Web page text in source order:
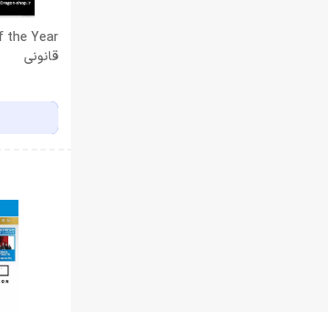
قانونی